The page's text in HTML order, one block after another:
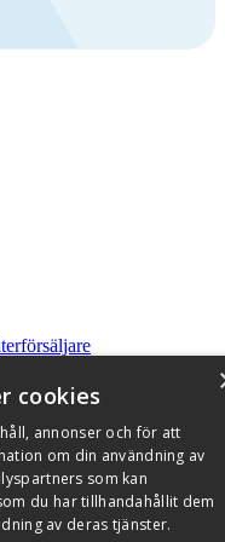
Alarmkoder
cookies
annonser och för att
om din användning av
som kan
du har tillhandahållit dem
av deras tjänster.